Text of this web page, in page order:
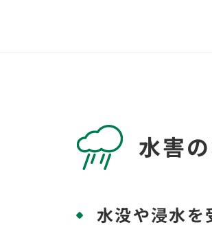
水害
水没や浸水を